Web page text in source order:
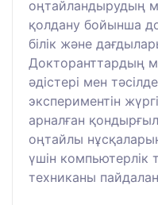
оңтайландырудың
қолдану бойынша
білік және
Докторанттардың
әдістері мен
экспериментін
арналған
оңтайлы
үшін компьютерлік
техниканы